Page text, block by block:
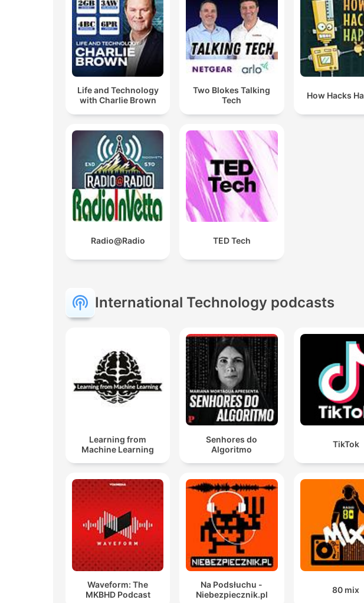
Life and Technology
with Charlie Brown
Two Blokes Talking
Tech
How Hacks
Radio@Radio TED Tech
International Technology podcasts
Learning from
Machine Learning
Senhores do
Algoritmo
TikTok
Waveform: The
MKBHD Podcast
Na Podsłuchu -
Niebezpiecznik.pl
80 mix